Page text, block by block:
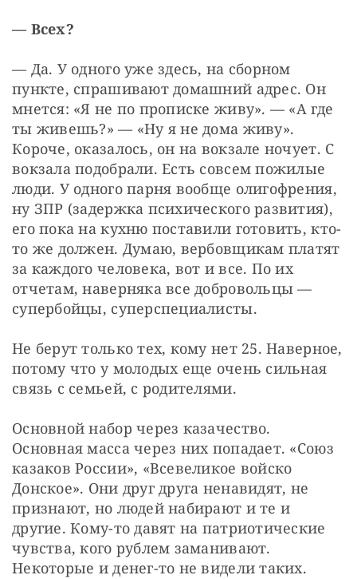
— Всех?
— Да. У одного уже здесь, на сборном
пункте, спрашивают домашний адрес. Он
мнется: «Я не по прописке живу». — «А где
ты живешь?» — «Ну я не дома живу».
Короче, оказалось, он на вокзале ночует. С
вокзала подобрали. Есть совсем пожилые
люди. У одного парня вообще олигофрения,
ну ЗПР (задержка психического развития),
его пока на кухню поставили готовить, кто-
то же должен. Думаю, вербовщикам платят
за каждого человека, вот и все. По их
отчетам, наверняка все добровольцы —
супербойцы, суперспециалисты.
Не берут только тех, кому нет 25. Наверное,
потому что у молодых еще очень сильная
связь с семьей, с родителями.
Основной набор через казачество.
Основная масса через них попадает. «Союз
казаков России», «Всевеликое войско
Донское». Они друг друга ненавидят, не
признают, но людей набирают и те и
другие. Кому-то давят на патриотические
чувства, кого рублем заманивают.
Некоторые и денег-то не видели таких.